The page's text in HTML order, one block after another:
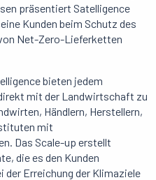
präsentiert Satelligence
Kunden beim Schutz des
Net-Zero-Lieferketten
bieten jedem
mit der Landwirtschaft zu
Händlern, Herstellern,
mit
Das Scale-up erstellt
die es den Kunden
Erreichung der Klimaziele